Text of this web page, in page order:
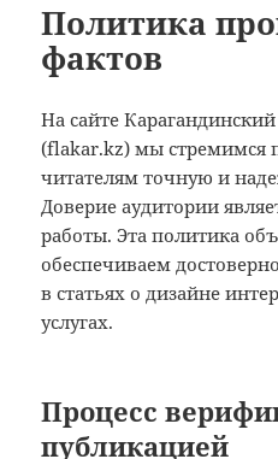
Политика
фактов
На сайте
(flakar.kz) мы стремимся
читателям точную и
Доверие аудитории
работы. Эта политика
обеспечиваем
в статьях о дизайне
услугах.
Процесс
публикацией